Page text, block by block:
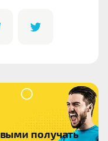
получать